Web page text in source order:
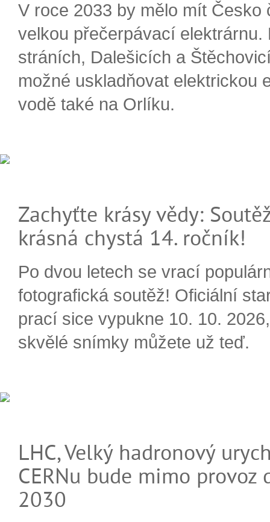
V roce 2033 by mělo mít Česko
velkou přečerpávací elektrárnu.
stráních, Dalešicích a
možné uskladňovat elektrickou
vodě také na Orlíku.
Zachyťte krásy vědy:
krásná chystá 14. ročník!
Po dvou letech se vrací
fotografická soutěž! Oficiální
prací sice vypukne 10. 10.
skvělé snímky můžete už teď.
LHC, Velký hadronový
CERNu bude mimo provoz
2030